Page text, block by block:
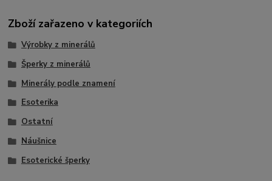
Zboží zařazeno v kategoriích
Výrobky z minerálů
Šperky z minerálů
Minerály podle znamení
Esoterika
Ostatní
Náušnice
Esoterické šperky